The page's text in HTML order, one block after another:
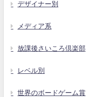
デザイナー別
メディア系
放課後さいころ倶楽部
レベル別
世界のボードゲーム賞